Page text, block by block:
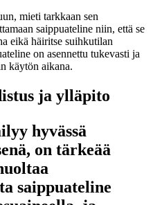
mieti tarkkaan sen
saippuateline niin, että se
eikä häiritse suihkutilan
on asennettu tukevasti ja
käytön aikana.
ja ylläpito
hyvässä
on tärkeää
saippuateline